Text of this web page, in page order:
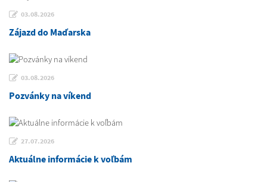
03.08.2026
Zájazd do Maďarska
03.08.2026
Pozvánky na víkend
27.07.2026
Aktuálne informácie k voľbám